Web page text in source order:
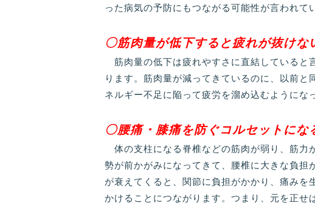
った病気の予防にもつながる可能性が言われて
〇筋肉量が低下すると疲れが抜けな
筋肉量の低下は疲れやすさに直結していると
ります。筋肉量が減ってきているのに、以前
ネルギー不足に陥って疲労を溜め込むようにな
〇腰痛・膝痛を防ぐコルセットにな
体の支柱になる脊椎などの筋肉が弱り、筋力
勢が前かがみになってきて、腰椎に大きな負担
が衰えてくると、関節に負担がかかり、痛み
かけることにつながります。つまり、元を正せ